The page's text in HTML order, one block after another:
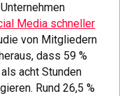
Media schneller
von Mitgliedern
dass 59 %
acht Stunden
Rund 26,5 %